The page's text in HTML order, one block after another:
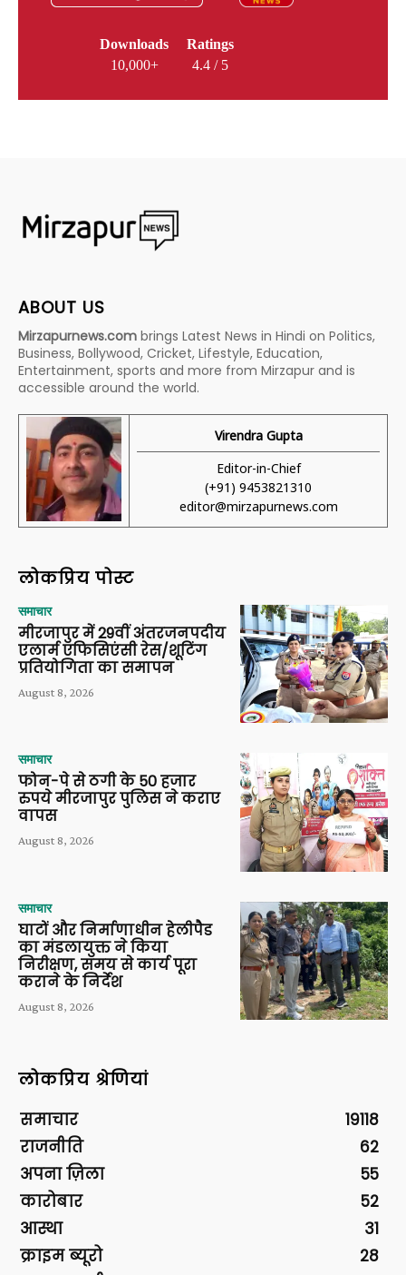
Downloads
10,000+
Ratings
4.4 / 5
ABOUT US
Mirzapurnews.com brings Latest News in Hindi on Politics,
Business, Bollywood, Cricket, Lifestyle, Education,
Entertainment, sports and more from Mirzapur and is
accessible around the world.
Virendra Gupta
Editor-in-Chief
(+91) 9453821310
editor@mirzapurnews.com
लोकप्रिय पोस्ट
समाचार
मीरजापुर में 29वीं अंतरजनपदीय
एलार्म एफिसिएंसी रेस/शूटिंग
प्रतियोगिता का समापन
August 8, 2026
समाचार
फोन-पे से ठगी के 50 हजार
रुपये मीरजापुर पुलिस ने कराए
वापस
August 8, 2026
समाचार
घाटों और निर्माणाधीन हेलीपैड
का मंडलायुक्त ने किया
निरीक्षण, समय से कार्य पूरा
कराने के निर्देश
August 8, 2026
लोकप्रिय श्रेणियां
समाचार
19118
राजनीति
62
अपना ज़िला
55
कारोबार
52
आस्था
31
क्राइम ब्यूरो
28